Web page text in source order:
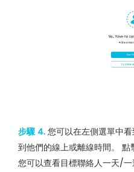
步驟 4. 您可以在左側選單中
到他們的線上或離線時間。 點
您可以查看目標聯絡人一天/